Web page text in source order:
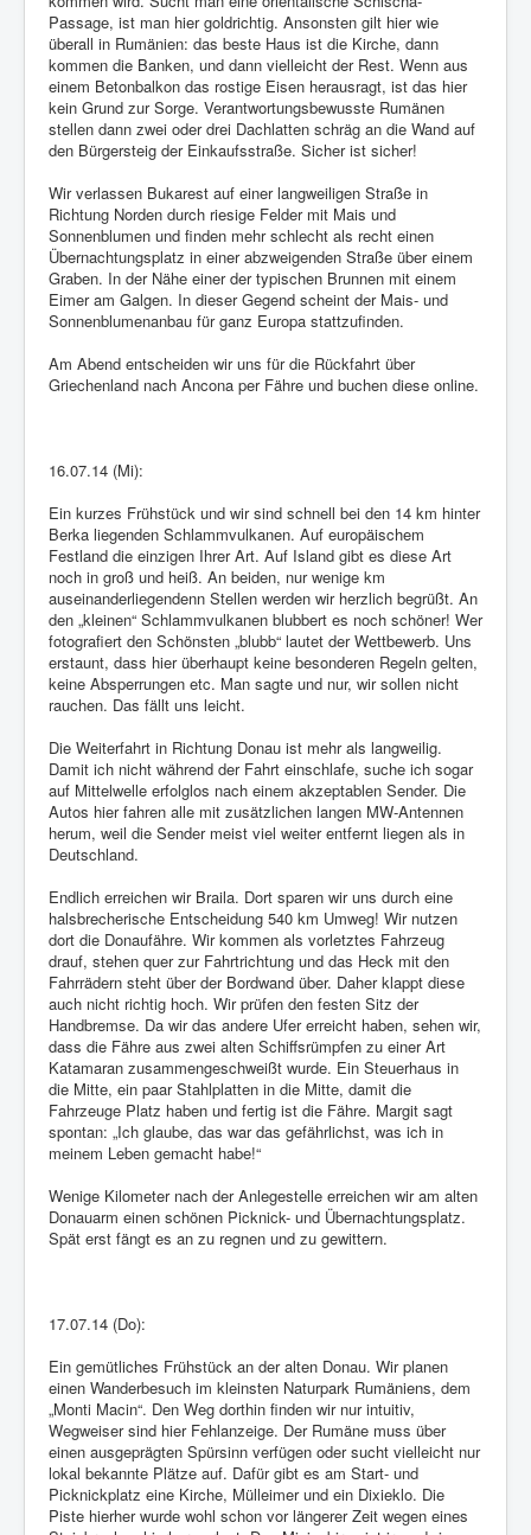
Passage, ist man hier goldrichtig. Ansonsten gilt hier wie
überall in Rumänien: das beste Haus ist die Kirche, dann
kommen die Banken, und dann vielleicht der Rest. Wenn aus
einem Betonbalkon das rostige Eisen herausragt, ist das hier
kein Grund zur Sorge. Verantwortungsbewusste Rumänen
stellen dann zwei oder drei Dachlatten schräg an die Wand auf
den Bürgersteig der Einkaufsstraße. Sicher ist sicher!
Wir verlassen Bukarest auf einer langweiligen Straße in
Richtung Norden durch riesige Felder mit Mais und
Sonnenblumen und finden mehr schlecht als recht einen
Übernachtungsplatz in einer abzweigenden Straße über einem
Graben. In der Nähe einer der typischen Brunnen mit einem
Eimer am Galgen. In dieser Gegend scheint der Mais- und
Sonnenblumenanbau für ganz Europa stattzufinden.
Am Abend entscheiden wir uns für die Rückfahrt über
Griechenland nach Ancona per Fähre und buchen diese online.
16.07.14 (Mi):
Ein kurzes Frühstück und wir sind schnell bei den 14 km hinter
Berka liegenden Schlammvulkanen. Auf europäischem
Festland die einzigen Ihrer Art. Auf Island gibt es diese Art
noch in groß und heiß. An beiden, nur wenige km
auseinanderliegendenn Stellen werden wir herzlich begrüßt. An
den „kleinen“ Schlammvulkanen blubbert es noch schöner! Wer
fotografiert den Schönsten „blubb“ lautet der Wettbewerb. Uns
erstaunt, dass hier überhaupt keine besonderen Regeln gelten,
keine Absperrungen etc. Man sagte und nur, wir sollen nicht
rauchen. Das fällt uns leicht.
Die Weiterfahrt in Richtung Donau ist mehr als langweilig.
Damit ich nicht während der Fahrt einschlafe, suche ich sogar
auf Mittelwelle erfolglos nach einem akzeptablen Sender. Die
Autos hier fahren alle mit zusätzlichen langen MW-Antennen
herum, weil die Sender meist viel weiter entfernt liegen als in
Deutschland.
Endlich erreichen wir Braila. Dort sparen wir uns durch eine
halsbrecherische Entscheidung 540 km Umweg! Wir nutzen
dort die Donaufähre. Wir kommen als vorletztes Fahrzeug
drauf, stehen quer zur Fahrtrichtung und das Heck mit den
Fahrrädern steht über der Bordwand über. Daher klappt diese
auch nicht richtig hoch. Wir prüfen den festen Sitz der
Handbremse. Da wir das andere Ufer erreicht haben, sehen wir,
dass die Fähre aus zwei alten Schiffsrümpfen zu einer Art
Katamaran zusammengeschweißt wurde. Ein Steuerhaus in
die Mitte, ein paar Stahlplatten in die Mitte, damit die
Fahrzeuge Platz haben und fertig ist die Fähre. Margit sagt
spontan: „Ich glaube, das war das gefährlichst, was ich in
meinem Leben gemacht habe!“
Wenige Kilometer nach der Anlegestelle erreichen wir am alten
Donauarm einen schönen Picknick- und Übernachtungsplatz.
Spät erst fängt es an zu regnen und zu gewittern.
17.07.14 (Do):
Ein gemütliches Frühstück an der alten Donau. Wir planen
einen Wanderbesuch im kleinsten Naturpark Rumäniens, dem
„Monti Macin“. Den Weg dorthin finden wir nur intuitiv,
Wegweiser sind hier Fehlanzeige. Der Rumäne muss über
einen ausgeprägten Spürsinn verfügen oder sucht vielleicht nur
lokal bekannte Plätze auf. Dafür gibt es am Start- und
Picknickplatz eine Kirche, Mülleimer und ein Dixieklo. Die
Piste hierher wurde wohl schon vor längerer Zeit wegen eines